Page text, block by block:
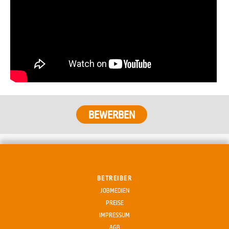
BETREIBER
JOBMEDIEN
PREISE
IMPRESSUM
AGB